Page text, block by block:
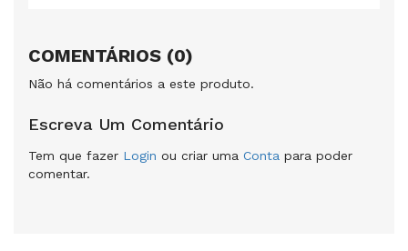
COMENTÁRIOS (0)
Não há comentários a este produto.
Escreva Um Comentário
Tem que fazer Login ou criar uma Conta para poder
comentar.